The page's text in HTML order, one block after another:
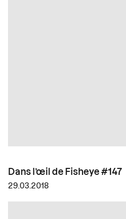
Dans l’œil de Fisheye #147
29.03.2018